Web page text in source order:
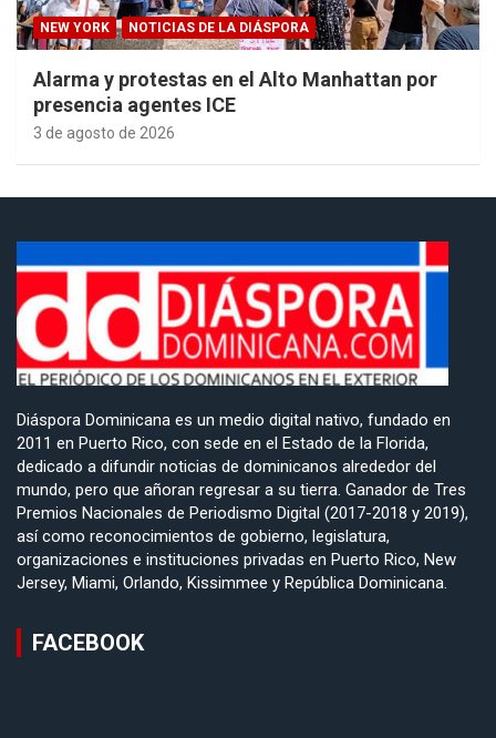
NEW YORK NOTICIAS DE LA DIÁSPORA
Alarma y protestas en el Alto Manhattan por
presencia agentes ICE
3 de agosto de 2026
Diáspora Dominicana es un medio digital nativo, fundado en
2011 en Puerto Rico, con sede en el Estado de la Florida,
dedicado a difundir noticias de dominicanos alrededor del
mundo, pero que añoran regresar a su tierra. Ganador de Tres
Premios Nacionales de Periodismo Digital (2017-2018 y 2019),
así como reconocimientos de gobierno, legislatura,
organizaciones e instituciones privadas en Puerto Rico, New
Jersey, Miami, Orlando, Kissimmee y República Dominicana.
FACEBOOK